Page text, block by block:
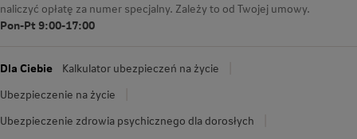
naliczyć opłatę za numer specjalny. Zależy to od Twojej umowy.
Pon-Pt 9:00-17:00
Dla Ciebie
Kalkulator ubezpieczeń na życie
Ubezpieczenie na życie
Ubezpieczenie zdrowia psychicznego dla dorosłych